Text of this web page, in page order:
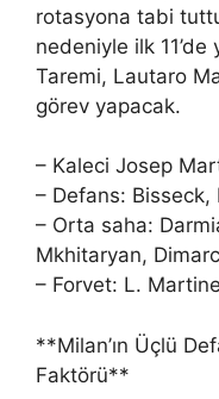
rotasyona tabi
nedeniyle ilk
Taremi, Lautaro
görev yapacak.
– Kaleci Josep
– Defans: Bisseck,
– Orta saha:
Mkhitaryan,
– Forvet: L.
**Milan’ın Üçlü
Faktörü**